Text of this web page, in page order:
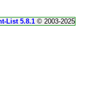
List 5.8.1© 2003-2025